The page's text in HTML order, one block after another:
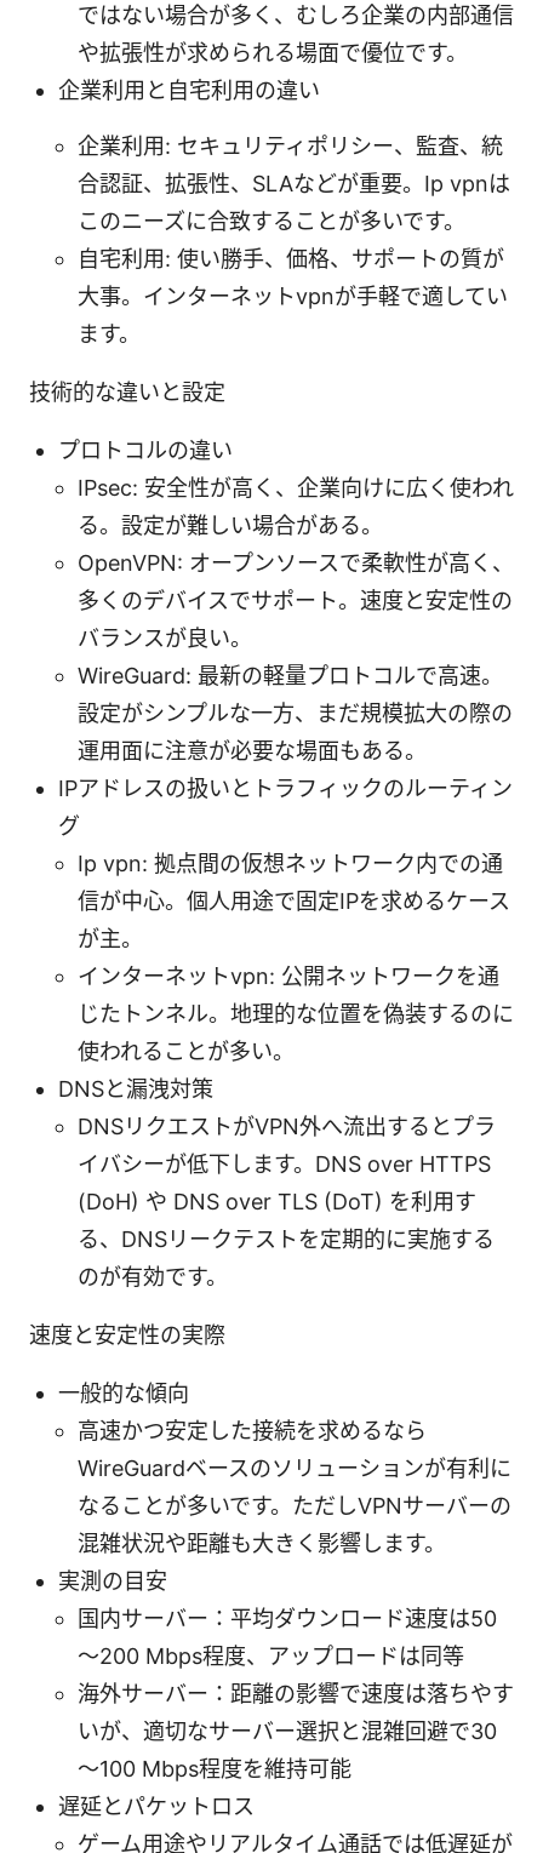
ではない場合が多く、むしろ企業の内部通信
や拡張性が求められる場面で優位です。
企業利用と自宅利用の違い
企業利用: セキュリティポリシー、監査、統
合認証、拡張性、SLAなどが重要。Ip vpnは
このニーズに合致することが多いです。
自宅利用: 使い勝手、価格、サポートの質が
大事。インターネットvpnが手軽で適してい
ます。
技術的な違いと設定
プロトコルの違い
IPsec: 安全性が高く、企業向けに広く使われ
る。設定が難しい場合がある。
OpenVPN: オープンソースで柔軟性が高く、
多くのデバイスでサポート。速度と安定性の
バランスが良い。
WireGuard: 最新の軽量プロトコルで高速。
設定がシンプルな一方、まだ規模拡大の際の
運用面に注意が必要な場面もある。
IPアドレスの扱いとトラフィックのルーティン
グ
Ip vpn: 拠点間の仮想ネットワーク内での通
信が中心。個人用途で固定IPを求めるケース
が主。
インターネットvpn: 公開ネットワークを通
じたトンネル。地理的な位置を偽装するのに
使われることが多い。
DNSと漏洩対策
DNSリクエストがVPN外へ流出するとプラ
イバシーが低下します。DNS over HTTPS
(DoH) や DNS over TLS (DoT) を利用す
る、DNSリークテストを定期的に実施する
のが有効です。
速度と安定性の実際
一般的な傾向
高速かつ安定した接続を求めるなら
WireGuardベースのソリューションが有利に
なることが多いです。ただしVPNサーバーの
混雑状況や距離も大きく影響します。
実測の目安
国内サーバー：平均ダウンロード速度は50
～200 Mbps程度、アップロードは同等
海外サーバー：距離の影響で速度は落ちやす
いが、適切なサーバー選択と混雑回避で30
～100 Mbps程度を維持可能
遅延とパケットロス
ゲーム用途やリアルタイム通話では低遅延が